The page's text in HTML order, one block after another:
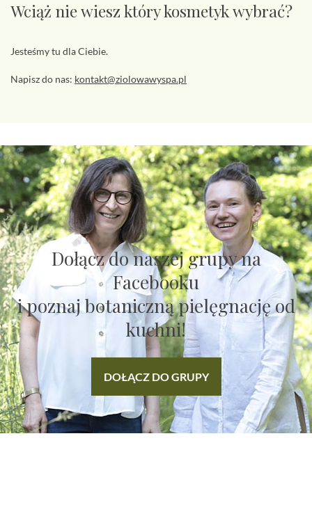
Wciąż nie wiesz który kosmetyk wybrać?
Jesteśmy tu dla Ciebie.
Napisz do nas: kontakt@ziolowawyspa.pl
Dołącz do naszej grupy na
Facebooku
i poznaj botaniczną pielęgnację od
kuchni!
DOŁĄCZ DO GRUPY